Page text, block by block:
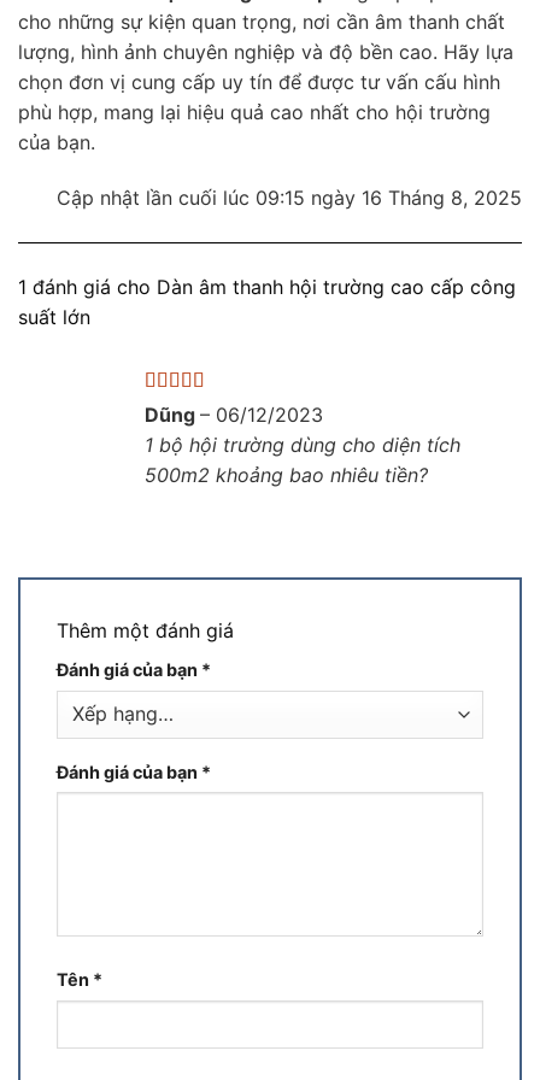
cho những sự kiện quan trọng, nơi cần âm thanh chất
lượng, hình ảnh chuyên nghiệp và độ bền cao. Hãy lựa
chọn đơn vị cung cấp uy tín để được tư vấn cấu hình
phù hợp, mang lại hiệu quả cao nhất cho hội trường
của bạn.
Cập nhật lần cuối lúc 09:15 ngày 16 Tháng 8, 2025
1 đánh giá cho Dàn âm thanh hội trường cao cấp công
suất lớn
Được xếp
hạng5 5 sao
Dũng – 06/12/2023
1 bộ hội trường dùng cho diện tích
500m2 khoảng bao nhiêu tiền?
Thêm một đánh giá
Đánh giá của bạn *
Đánh giá của bạn *
Tên *